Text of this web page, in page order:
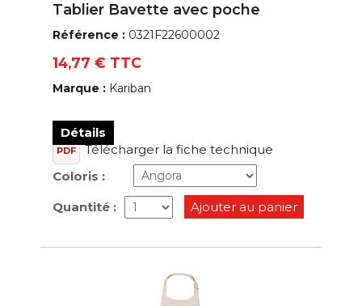
Tablier Bavette avec poche
Référence : 0321F22600002
14,77 € TTC
Marque : Kariban
Détails
PDF
Télécharger la fiche technique
Coloris :
Quantité : Ajouter au panier